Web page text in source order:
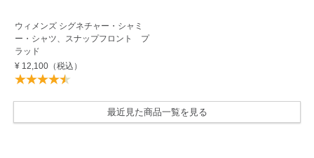
ウィメンズ シグネチャー・シャミ
ー・シャツ、スナップフロント プ
ラッド
¥ 12,100（税込）
最近見た商品一覧を見る